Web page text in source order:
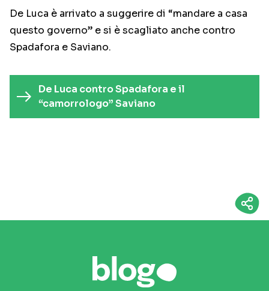
De Luca è arrivato a suggerire di “mandare a casa
questo governo” e si è scagliato anche contro
Spadafora e Saviano.
De Luca contro Spadafora e il
“camorrologo” Saviano